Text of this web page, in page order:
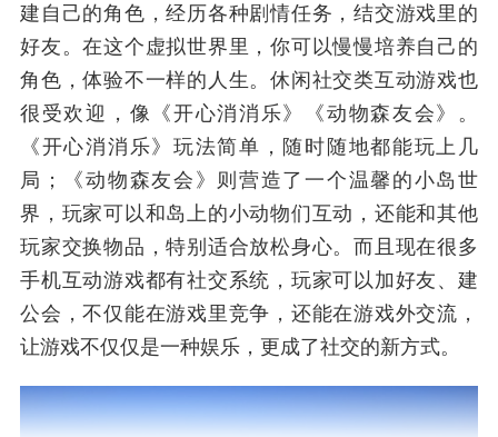
建自己的角色，经历各种剧情任务，结交游戏里的
好友。在这个虚拟世界里，你可以慢慢培养自己的
角色，体验不一样的人生。休闲社交类互动游戏也
很受欢迎，像《开心消消乐》《动物森友会》。
《开心消消乐》玩法简单，随时随地都能玩上几
局；《动物森友会》则营造了一个温馨的小岛世
界，玩家可以和岛上的小动物们互动，还能和其他
玩家交换物品，特别适合放松身心。而且现在很多
手机互动游戏都有社交系统，玩家可以加好友、建
公会，不仅能在游戏里竞争，还能在游戏外交流，
让游戏不仅仅是一种娱乐，更成了社交的新方式。